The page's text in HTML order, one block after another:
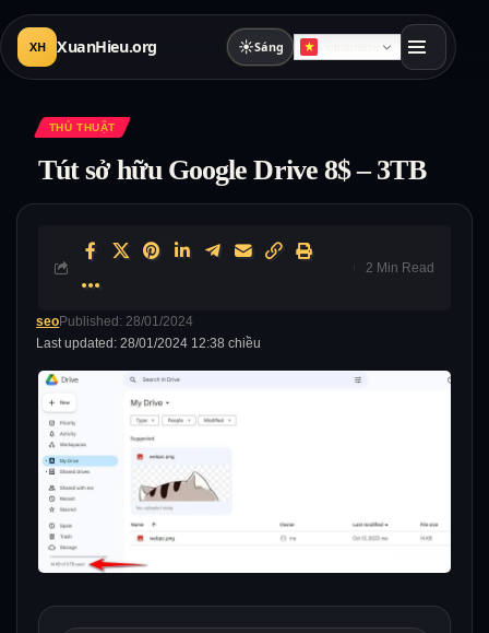
XH XuanHieu.org ☀Sáng
THỦ THUẬT
Tút sở hữu Google Drive 8$ – 3TB
Last updated: 28/01/2024 12:38 chiều
seoPublished: 28/01/2024
2 Min Read